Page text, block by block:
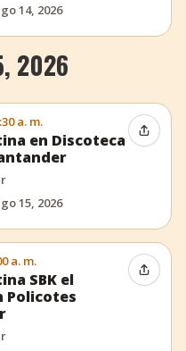
14, 2026
2026
a. m.
en Discoteca
15, 2026
a. m.
SBK el
Policotes